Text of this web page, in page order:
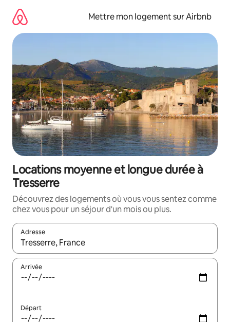
directement
contenu
Mettre mon logement sur Airbnb
Locations moyenne et longue durée à
Tresserre
Découvrez des logements où vous vous sentez comme
chez vous pour un séjour d'un mois ou plus.
Adresse
Lorsque les résultats s'affichent, utilisez les flèches vers le
Arrivée
Départ